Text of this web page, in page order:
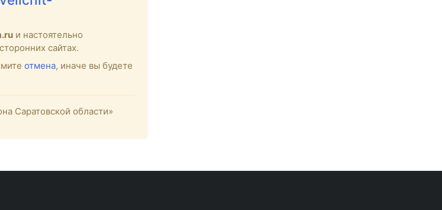
и настоятельно
сайтах.
отмена, иначе вы будете
Саратовской области»